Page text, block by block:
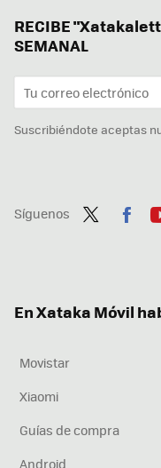
RECIBE
SEMANAL
Suscribiéndote aceptas
Síguenos
En Xataka Móvil
Movistar
Xiaomi
Guías de compra
Android